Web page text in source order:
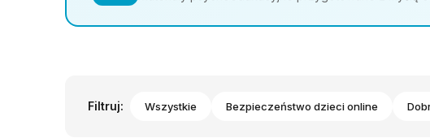
Filtruj: Wszystkie Bezpieczeństwo dzieci online